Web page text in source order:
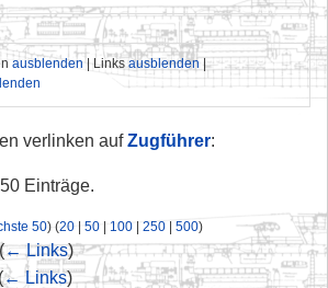
ausblenden| Linksausblenden|
verlinken aufZugführer:
Einträge.
50) (20 | 50 | 100 | 250 | 500)
← Links)
← Links)